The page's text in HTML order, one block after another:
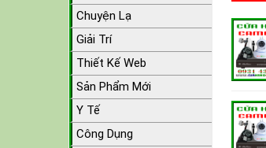
Chuyện Lạ
Giải Trí
Thiết Kế Web
Sản Phẩm Mới
Y Tế
Công Dụng